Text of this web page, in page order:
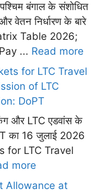
बंगाल के संशोधित
वेतन निर्धारण के बारे
Table 2026;
... Read more
for LTC Travel
of LTC
DoPT
और LTC एडवांस के
का 16 जुलाई 2026
for LTC Travel
more
Allowance at